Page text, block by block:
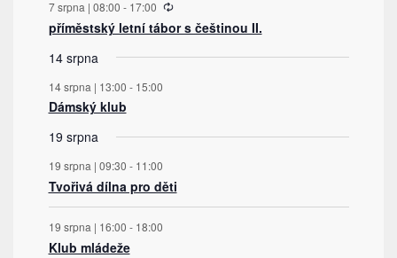
7 srpna | 08:00 - 17:00
příměstský letní tábor s češtinou II.
14 srpna
14 srpna | 13:00 - 15:00
Dámský klub
19 srpna
19 srpna | 09:30 - 11:00
Tvořivá dílna pro děti
19 srpna | 16:00 - 18:00
Klub mládeže